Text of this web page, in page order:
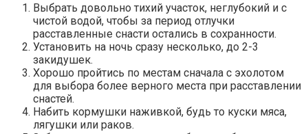
Выбрать довольно тихий участок, неглубокий и с
чистой водой, чтобы за период отлучки
расставленные снасти остались в сохранности.
Установить на ночь сразу несколько, до 2-3
закидушек.
Хорошо пройтись по местам сначала с эхолотом
для выбора более верного места при расставлении
снастей.
Набить кормушки наживкой, будь то куски мяса,
лягушки или раков.